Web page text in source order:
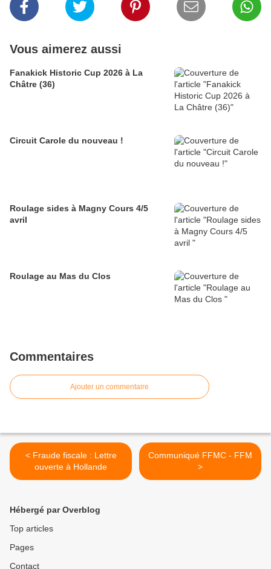
Vous aimerez aussi
Fanakick Historic Cup 2026 à La
Châtre (36)
Circuit Carole du nouveau !
Roulage sides à Magny Cours 4/5
avril
Roulage au Mas du Clos
Commentaires
Ajouter un commentaire
< Fraude fiscale : Lettre
ouverte à Hollande
Communiqué FFMC - FFM
>
Hébergé par Overblog
Top articles
Pages
Contact